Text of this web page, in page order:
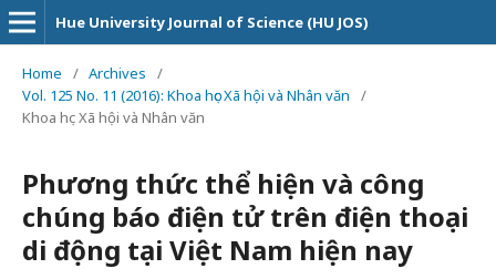
Hue University Journal of Science (HU JOS)
Home / Archives
/
Vol. 125 No. 11 (2016): Khoa học Xã hội và Nhân văn
/
Khoa học Xã hội và Nhân văn
Phương thức thể hiện và công
chúng báo điện tử trên điện thoại
di động tại Việt Nam hiện nay